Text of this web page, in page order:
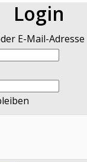
Login
E-Mail-Adresse